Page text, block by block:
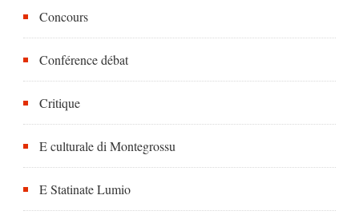
Concours
Conférence débat
Critique
E culturale di Montegrossu
E Statinate Lumio